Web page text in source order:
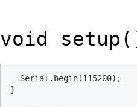
void
  Serial.begin(115200);
}